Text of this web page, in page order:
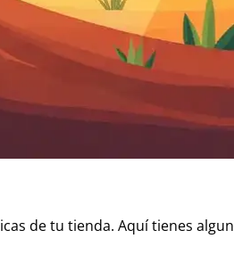
de tu tienda. Aquí tienes